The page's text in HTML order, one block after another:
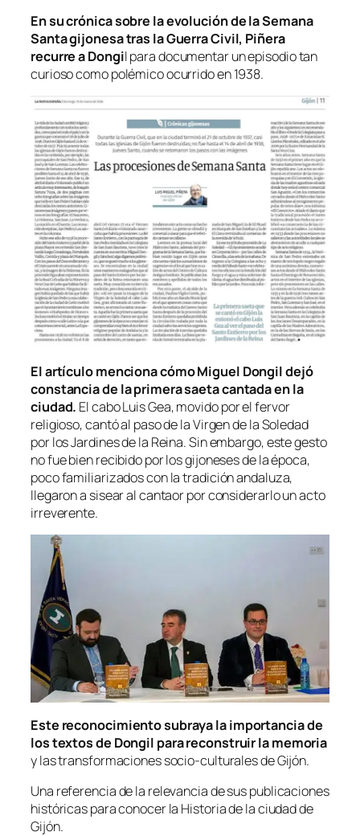
En su crónica sobre la evolución de la Semana
Santa gijonesa tras la Guerra Civil, Piñera
recurre a Dongil para documentar un episodio tan
curioso como polémico ocurrido en 1938.
El artículo menciona cómo Miguel Dongil dejó
constancia de la primera saeta cantada en la
ciudad. El cabo Luis Gea, movido por el fervor
religioso, cantó al paso de la Virgen de la Soledad
por los Jardines de la Reina. Sin embargo, este gesto
no fue bien recibido por los gijoneses de la época,
poco familiarizados con la tradición andaluza,
llegaron a sisear al cantaor por considerarlo un acto
irreverente.
Este reconocimiento subraya la importancia de
los textos de Dongil para reconstruir la memoria
y las transformaciones socio-culturales de Gijón.
Una referencia de la relevancia de sus publicaciones
históricas para conocer la Historia de la ciudad de
Gijón.